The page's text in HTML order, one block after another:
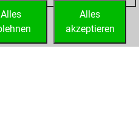
games
Alles
akzeptieren
Alles